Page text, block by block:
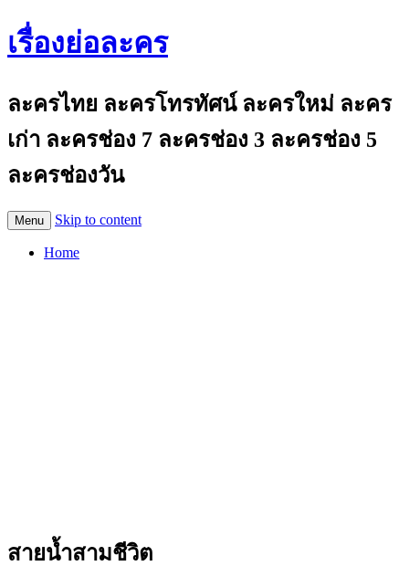
เรื่องย่อละคร
ละครไทย ละครโทรทัศน์ ละครใหม่ ละคร
เก่า ละครช่อง 7 ละครช่อง 3 ละครช่อง 5
ละครช่องวัน
Menu Skip to content
Home
สายน้ำสามชีวิต